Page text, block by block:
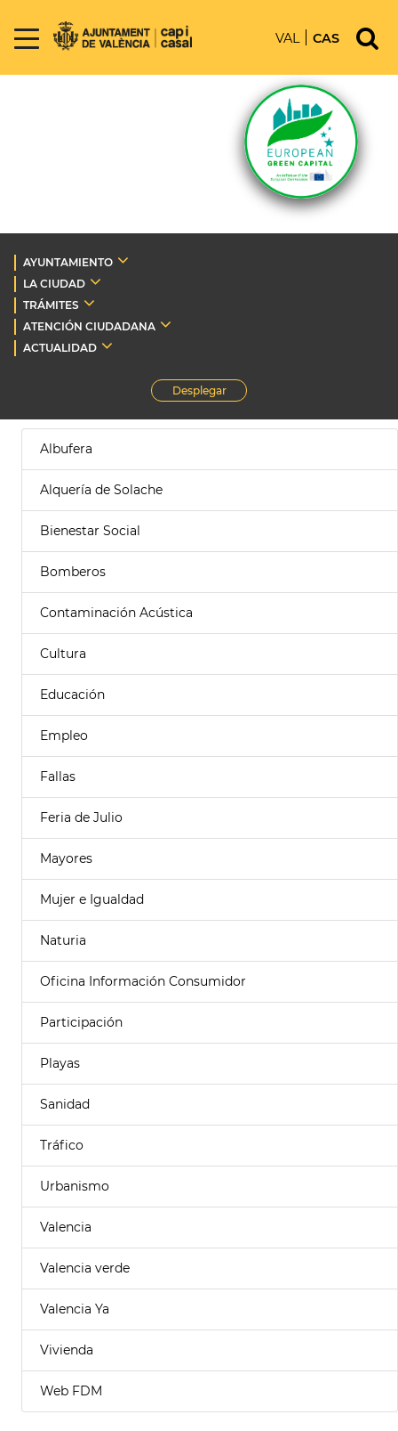
VAL CAS
AYUNTAMIENTO
LA CIUDAD
TRÁMITES
ATENCIÓN CIUDADANA
ACTUALIDAD
Desplegar
Albufera
Alquería de Solache
Bienestar Social
Bomberos
Contaminación Acústica
Cultura
Educación
Empleo
Fallas
Feria de Julio
Mayores
Mujer e Igualdad
Naturia
Oficina Información Consumidor
Participación
Playas
Sanidad
Tráfico
Urbanismo
Valencia
Valencia verde
Valencia Ya
Vivienda
Web FDM